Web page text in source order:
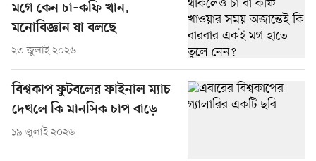
মগে কেন চা–কফি খান,
মনোবিজ্ঞান যা বলছে
২৩ জুলাই ২০২৬
বিশ্বকাপ ফুটবলের ফাইনাল ম্যাচ
দেখলে কি মানসিক চাপ বাড়ে
১৯ জুলাই ২০২৬